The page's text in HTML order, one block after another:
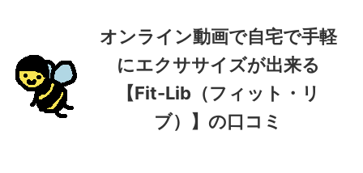
オンライン動画で自宅で手軽
にエクササイズが出来る
【Fit-Lib（フィット・リ
ブ）】の口コミ